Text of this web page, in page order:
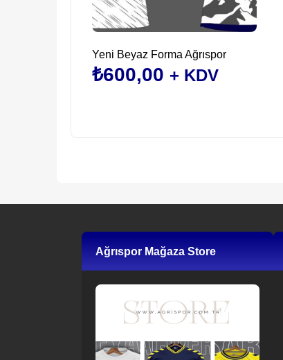
Yeni Beyaz Forma Ağrıspor
₺600,00 + KDV
Seçenekler
sayfasından
Ağrıspor Mağaza Store